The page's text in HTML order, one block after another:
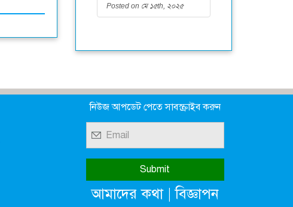
Posted on মে ১৫th, ২০২৫
নিউজ আপডেট পেতে সাবস্ক্রাইব করুন
আমাদের কথা|বিজ্ঞাপন